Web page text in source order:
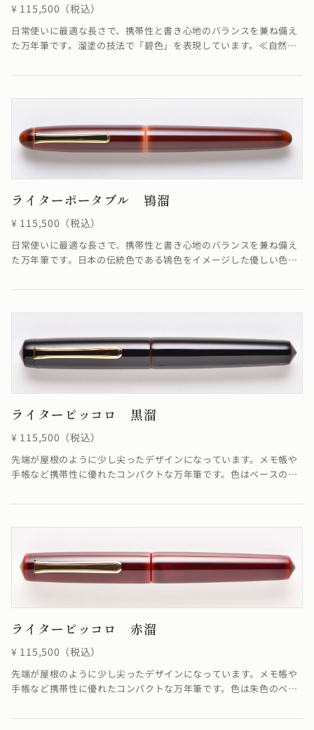
¥ 115,500（税込）
日常使いに最適な長さで、携帯性と書き心地のバランスを兼ね備え
た万年筆です。溜塗の技法で「碧色」を表現しています。≪自然素
ございます≫
ライターポータブル 鴇溜
¥ 115,500（税込）
日常使いに最適な長さで、携帯性と書き心地のバランスを兼ね備え
た万年筆です。日本の伝統色である鴇色をイメージした優しい色と
っています。鴇溜の「溜塗り」とは、透けによって漆のたまり状態
ライターピッコロ 黒溜
¥ 115,500（税込）
先端が屋根のように少し尖ったデザインになっています。メモ帳や
手帳など携帯性に優れたコンパクトな万年筆です。色はベースの朱
いが融合し優雅ともいえる雰囲気を醸し出した仕上がりになってい
ライターピッコロ 赤溜
¥ 115,500（税込）
先端が屋根のように少し尖ったデザインになっています。メモ帳や
手帳など携帯性に優れたコンパクトな万年筆です。色は朱色のベー
≪自然素材の漆を使用しているため、仕上がりの色合いが若干異な